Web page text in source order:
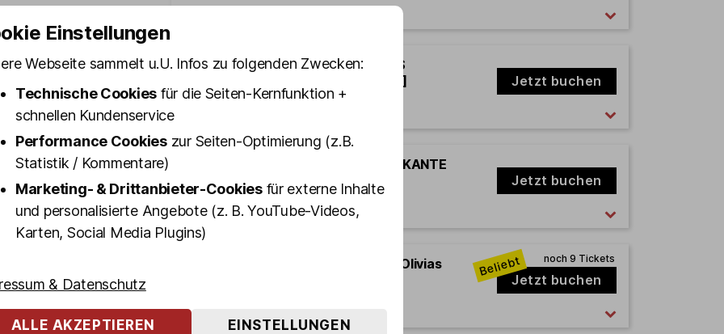
16:45 - 18:25
Kult-Kieztour mit Türsteher DENNIS
SCHMIDT [Start: Olivias Show Club]
Jetzt buchen
17:30 - 19:10
Kult-Kieztour mit Bodyguard EDDY KANTE
[Start: Olivias Show Club]
Jetzt buchen
St. Pauli Revue – die Mixed Show in Olivias
Jetzt buchen
Einstellungen
Webseite sammelt u.U. Infos zu folgenden Zwecken:
Technische Cookies für die Seiten-Kernfunktion +
schnellen Kundenservice
Performance Cookieszur Seiten-Optimierung (z.B.
Statistik / Kommentare)
Marketing- & Drittanbieter-Cookiesfür externe Inhalte
und personalisierte Angebote (z. B. YouTube-Videos,
Karten, Social Media Plugins)
& Datenschutz
ALLE AKZEPTIEREN EINSTELLUNGEN